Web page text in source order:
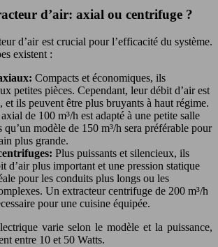
d’air: axial ou centrifuge ?
d’air est crucial pour l’efficacité du système.
existent :
Compacts et économiques, ils
petites pièces. Cependant, leur débit d’air est
et ils peuvent être plus bruyants à haut régime.
de 100 m³/h est adapté à une petite salle
qu’un modèle de 150 m³/h sera préférable pour
plus grande.
Plus puissants et silencieux, ils
d’air plus important et une pression statique
pour les conduits plus longs ou les
Un extracteur centrifuge de 200 m³/h
pour une cuisine équipée.
varie selon le modèle et la puissance,
entre 10 et 50 Watts.